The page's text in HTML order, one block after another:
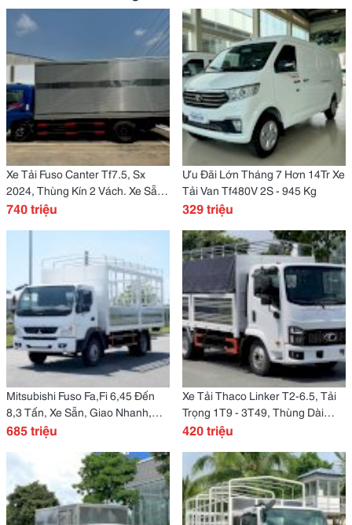
Xe Tải Fuso Canter Tf7.5, Sx
2024, Thùng Kín 2 Vách. Xe Sẵn,
Giao Nhanh.
740 triệu
Ưu Đãi Lớn Tháng 7 Hơn 14Tr Xe
Tải Van Tf480V 2S - 945 Kg
329 triệu
Mitsubishi Fuso Fa,Fi 6,45 Đến
8,3 Tấn, Xe Sẵn, Giao Nhanh,
Giá Tốt.
685 triệu
Xe Tải Thaco Linker T2-6.5, Tải
Trọng 1T9 - 3T49, Thùng Dài
4M45, Xe Sẵn Giao Nhanh
420 triệu